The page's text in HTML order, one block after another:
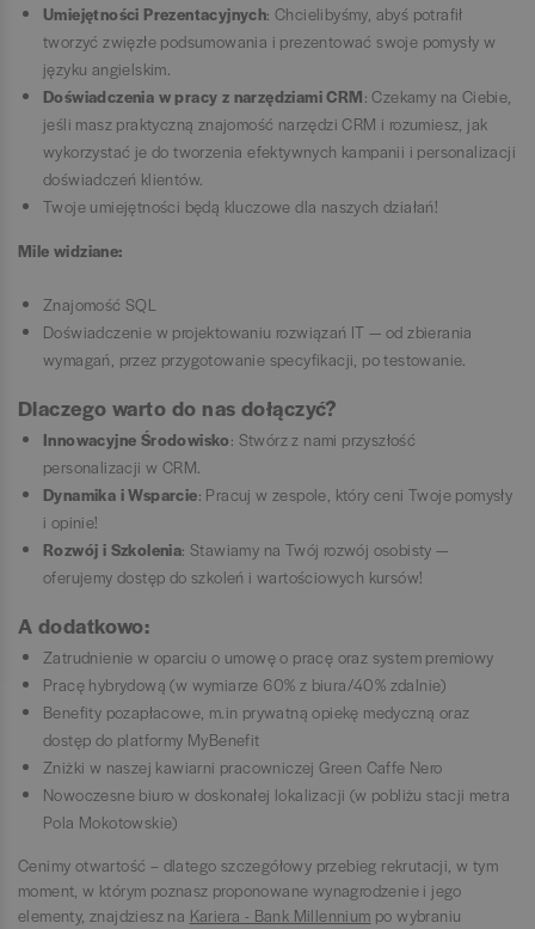
Umiejętności Prezentacyjnych: Chcielibyśmy, abyś potrafił
tworzyć zwięzłe podsumowania i prezentować swoje pomysły w
języku angielskim.
Doświadczenia w pracy z narzędziami CRM: Czekamy na Ciebie,
jeśli masz praktyczną znajomość narzędzi CRM i rozumiesz, jak
wykorzystać je do tworzenia efektywnych kampanii i personalizacji
doświadczeń klientów.
Twoje umiejętności będą kluczowe dla naszych działań!
Mile widziane:
Znajomość SQL
Doświadczenie w projektowaniu rozwiązań IT — od zbierania
wymagań, przez przygotowanie specyfikacji, po testowanie.
Dlaczego warto do nas dołączyć?
Innowacyjne Środowisko: Stwórz z nami przyszłość
personalizacji w CRM.
Dynamika i Wsparcie: Pracuj w zespole, który ceni Twoje pomysły
i opinie!
Rozwój i Szkolenia: Stawiamy na Twój rozwój osobisty —
oferujemy dostęp do szkoleń i wartościowych kursów!
A dodatkowo:
Zatrudnienie w oparciu o umowę o pracę oraz system premiowy
Pracę hybrydową (w wymiarze 60% z biura/40% zdalnie)
Benefity pozapłacowe, m.in prywatną opiekę medyczną oraz
dostęp do platformy MyBenefit
Zniżki w naszej kawiarni pracowniczej Green Caffe Nero
Nowoczesne biuro w doskonałej lokalizacji (w pobliżu stacji metra
Pola Mokotowskie)
Cenimy otwartość – dlatego szczegółowy przebieg rekrutacji, w tym
moment, w którym poznasz proponowane wynagrodzenie i jego
elementy, znajdziesz na Kariera - Bank Millennium po wybraniu